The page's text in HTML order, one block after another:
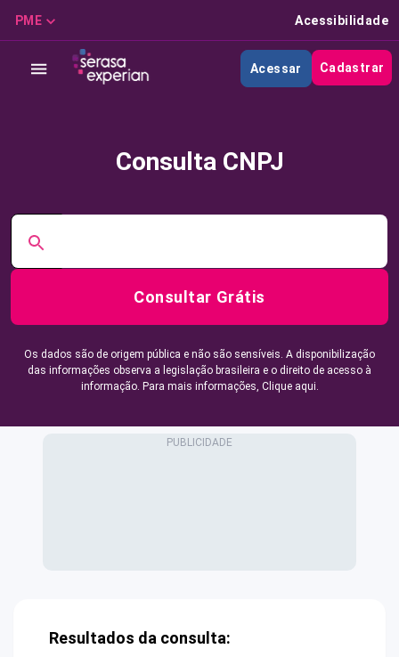
PME Acessibilidade
Acessar Cadastrar
Consulta CNPJ
Consultar Grátis
Os dados são de origem pública e não são sensíveis. A disponibilização
das informações observa a legislação brasileira e o direito de acesso à
informação. Para mais informações, Clique aqui.
Resultados da consulta: